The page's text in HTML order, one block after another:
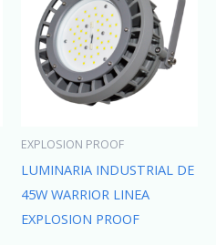
EXPLOSION PROOF
LUMINARIA INDUSTRIAL DE
45W WARRIOR LINEA
EXPLOSION PROOF